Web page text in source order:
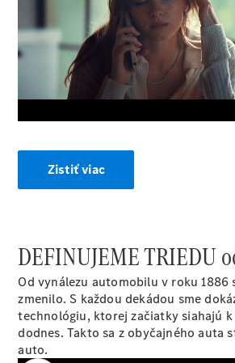
EQS sedan
a SUV
Trieda E
sedan a
kombi
sedan a
Kompaktné
vozidlá
GLA a GLB
Certifikované
jazdené
vozidlá
Konfigurátor
a ceny
Rezervovať
00:00 / 00:00
Zistiť viac
DEFINUJEME TRIEDU
Od vynálezu automobilu v roku 1886
zmenilo. S každou dekádou sme
technológiu, ktorej začiatky siahajú
dodnes. Takto sa z obyčajného auta
auto.